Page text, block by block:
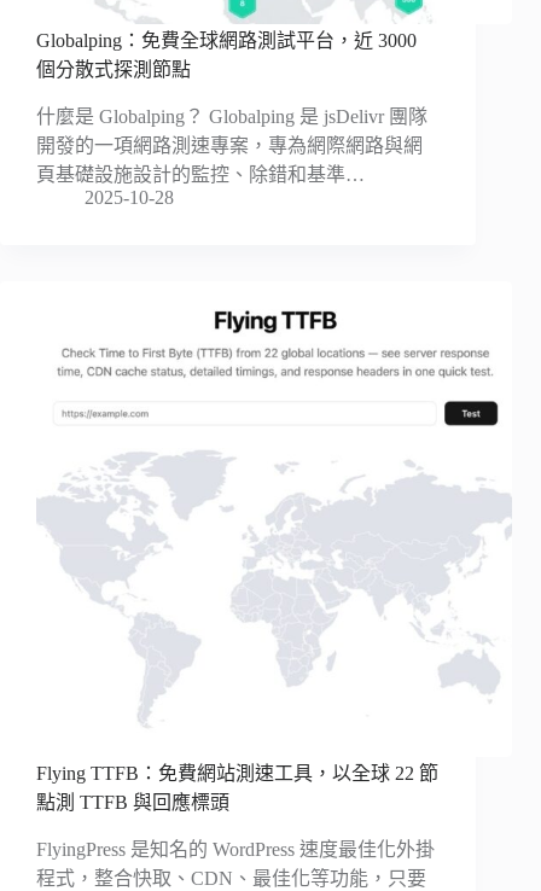
Globalping：免費全球網路測試平台，近 3000
個分散式探測節點
什麼是 Globalping？ Globalping 是 jsDelivr 團隊
開發的一項網路測速專案，專為網際網路與網
頁基礎設施設計的監控、除錯和基準…
2025-10-28
Flying TTFB：免費網站測速工具，以全球 22 節
點測 TTFB 與回應標頭
FlyingPress 是知名的 WordPress 速度最佳化外掛
程式，整合快取、CDN、最佳化等功能，只要